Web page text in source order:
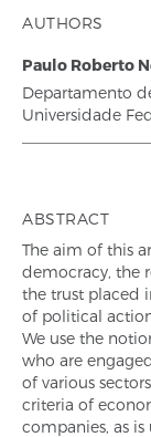
AUTHORS
Paulo Roberto
Departamento
Universidade
ABSTRACT
The aim of this
democracy, the
the trust placed
of political
We use the
who are
of various
criteria of
companies, as